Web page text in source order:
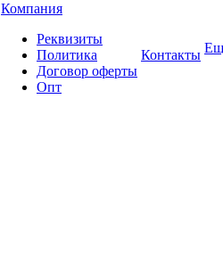
Компания
Реквизиты
Политика
Договор оферты
Опт
Контакты